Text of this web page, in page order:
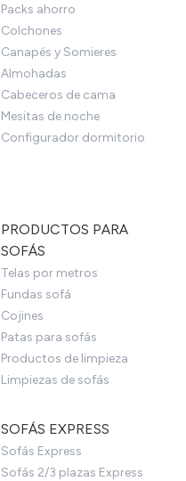
Packs ahorro
Colchones
Canapés y Somieres
Almohadas
Cabeceros de cama
Mesitas de noche
Configurador dormitorio
PRODUCTOS PARA
SOFÁS
Telas por metros
Fundas sofá
Cojines
Patas para sofás
Productos de limpieza
Limpiezas de sofás
SOFÁS EXPRESS
Sofás Express
Sofás 2/3 plazas Express